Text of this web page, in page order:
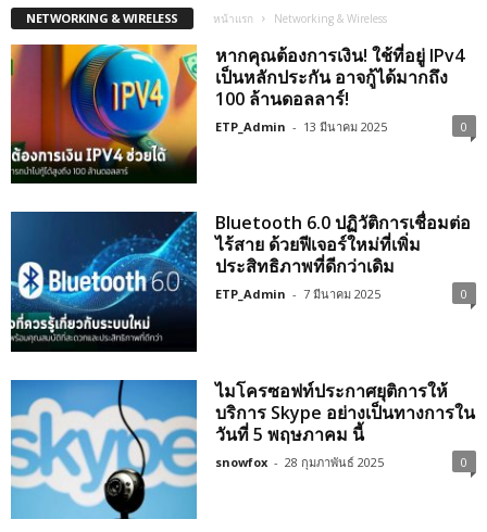
NETWORKING & WIRELESS หน้าแรก Networking & Wireless
หากคุณต้องการเงิน! ใช้ที่อยู่ IPv4
เป็นหลักประกัน อาจกู้ได้มากถึง
100 ล้านดอลลาร์!
ETP_Admin - 13 มีนาคม 2025 0
Bluetooth 6.0 ปฏิวัติการเชื่อมต่อ
ไร้สาย ด้วยฟีเจอร์ใหม่ที่เพิ่ม
ประสิทธิภาพที่ดีกว่าเดิม
ETP_Admin - 7 มีนาคม 2025 0
ไมโครซอฟท์ประกาศยุติการให้
บริการ Skype อย่างเป็นทางการใน
วันที่ 5 พฤษภาคม นี้
snowfox - 28 กุมภาพันธ์ 2025 0